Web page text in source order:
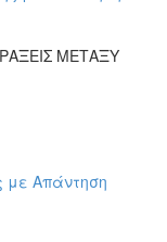
ΜΕΤΑΞΥ
με Απάντηση